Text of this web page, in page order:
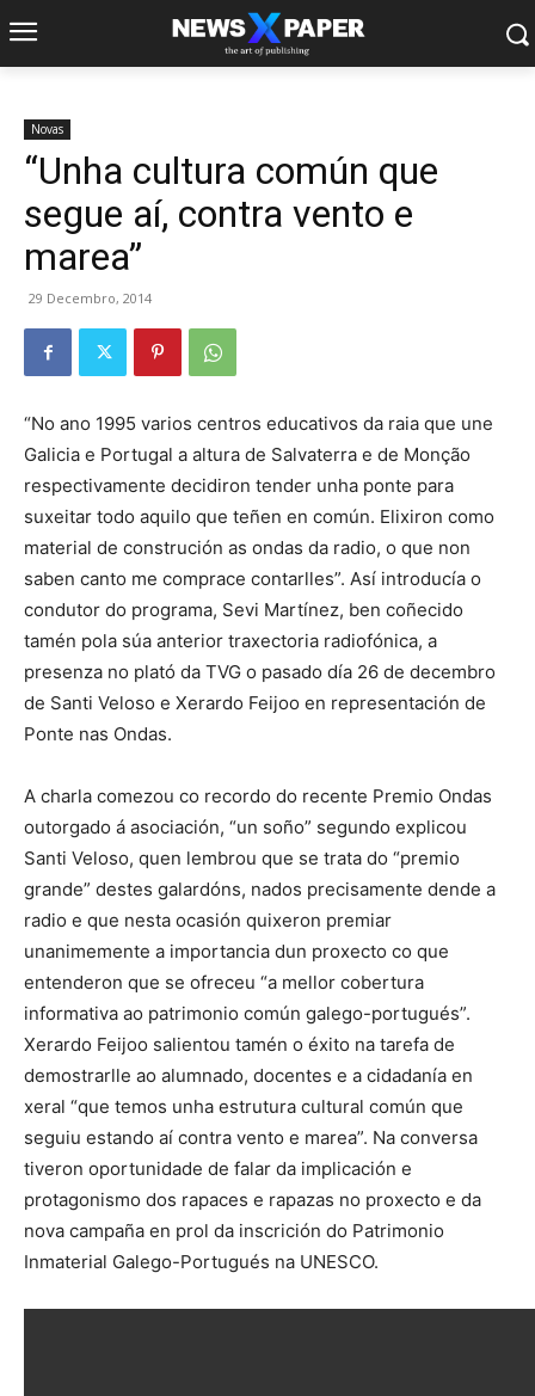
Novas
“Unha cultura común que
segue aí, contra vento e
marea”
29 Decembro, 2014
“No ano 1995 varios centros educativos da raia que une
Galicia e Portugal a altura de Salvaterra e de Monção
respectivamente decidiron tender unha ponte para
suxeitar todo aquilo que teñen en común. Elixiron como
material de construción as ondas da radio, o que non
saben canto me comprace contarlles”. Así introducía o
condutor do programa, Sevi Martínez, ben coñecido
tamén pola súa anterior traxectoria radiofónica, a
presenza no plató da TVG o pasado día 26 de decembro
de Santi Veloso e Xerardo Feijoo en representación de
Ponte nas Ondas.
A charla comezou co recordo do recente Premio Ondas
outorgado á asociación, “un soño” segundo explicou
Santi Veloso, quen lembrou que se trata do “premio
grande” destes galardóns, nados precisamente dende a
radio e que nesta ocasión quixeron premiar
unanimemente a importancia dun proxecto co que
entenderon que se ofreceu “a mellor cobertura
informativa ao patrimonio común galego-portugués”.
Xerardo Feijoo salientou tamén o éxito na tarefa de
demostrarlle ao alumnado, docentes e a cidadanía en
xeral “que temos unha estrutura cultural común que
seguiu estando aí contra vento e marea”. Na conversa
tiveron oportunidade de falar da implicación e
protagonismo dos rapaces e rapazas no proxecto e da
nova campaña en prol da inscrición do Patrimonio
Inmaterial Galego-Portugués na UNESCO.